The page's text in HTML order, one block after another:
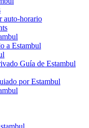
auto-horario
a Estambul
Guía de Estambul
por Estambul